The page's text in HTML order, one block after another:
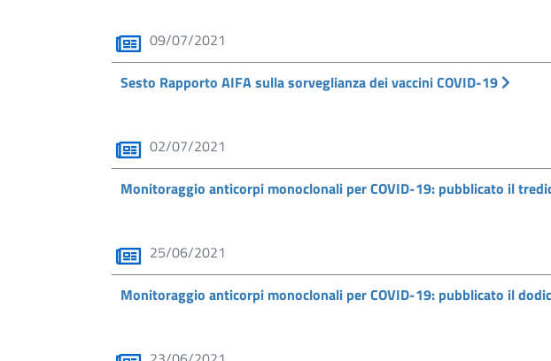
09/07/2021
Sesto Rapporto AIFA sulla sorveglianza dei vaccini COVID-19
02/07/2021
Monitoraggio anticorpi monoclonali per COVID-19: pubblicato il
25/06/2021
Monitoraggio anticorpi monoclonali per COVID-19: pubblicato il